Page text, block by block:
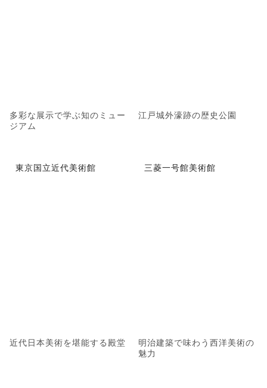
多彩な展示で学ぶ知のミュー
ジアム
江戸城外濠跡の歴史公園
東京国立近代美術館
近代日本美術を堪能する殿堂
三菱一号館美術館
明治建築で味わう西洋美術の
魅力